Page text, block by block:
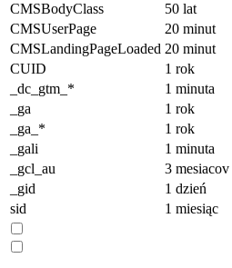
CMSBodyClass
50 lat
CMSUserPage
20 minut
CMSLandingPageLoaded 20 minut
CUID
1 rok
_dc_gtm_*
1 minuta
_ga
1 rok
_ga_*
1 rok
_gali
1 minuta
_gcl_au
3 mesiacov
_gid
1 dzień
sid
1 miesiąc